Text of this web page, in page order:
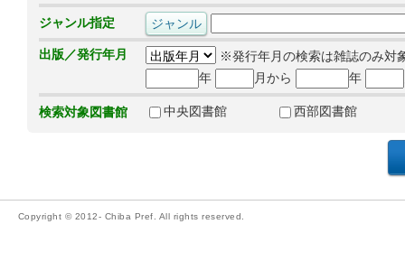
ジャンル指定
出版／発行年月
※発行年月の検索は雑誌のみ対
年
月から 年
検索対象図書館 中央図書館 西部図書館
Copyright © 2012- Chiba Pref. All rights reserved.